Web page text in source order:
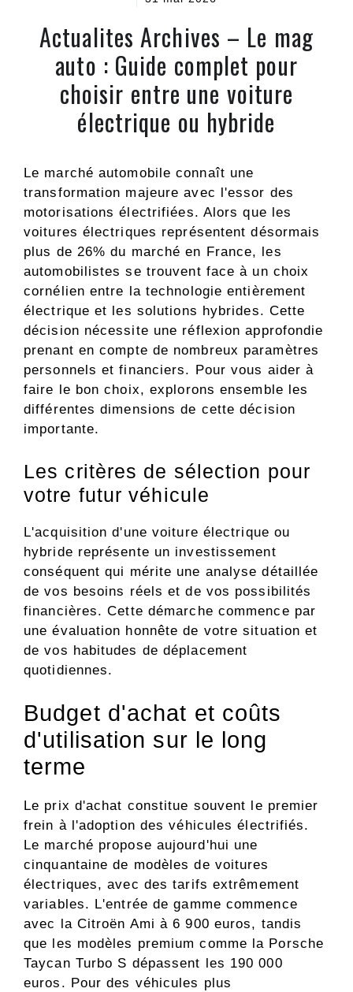
Actualites Archives – Le mag
auto : Guide complet pour
choisir entre une voiture
électrique ou hybride
Le marché automobile connaît une
transformation majeure avec l'essor des
motorisations électrifiées. Alors que les
voitures électriques représentent désormais
plus de 26% du marché en France, les
automobilistes se trouvent face à un choix
cornélien entre la technologie entièrement
électrique et les solutions hybrides. Cette
décision nécessite une réflexion approfondie
prenant en compte de nombreux paramètres
personnels et financiers. Pour vous aider à
faire le bon choix, explorons ensemble les
différentes dimensions de cette décision
importante.
Les critères de sélection pour
votre futur véhicule
L'acquisition d'une voiture électrique ou
hybride représente un investissement
conséquent qui mérite une analyse détaillée
de vos besoins réels et de vos possibilités
financières. Cette démarche commence par
une évaluation honnête de votre situation et
de vos habitudes de déplacement
quotidiennes.
Budget d'achat et coûts
d'utilisation sur le long
terme
Le prix d'achat constitue souvent le premier
frein à l'adoption des véhicules électrifiés.
Le marché propose aujourd'hui une
cinquantaine de modèles de voitures
électriques, avec des tarifs extrêmement
variables. L'entrée de gamme commence
avec la Citroën Ami à 6 900 euros, tandis
que les modèles premium comme la Porsche
Taycan Turbo S dépassent les 190 000
euros. Pour des véhicules plus